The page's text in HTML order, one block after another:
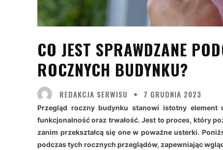
CO JEST SPRAWDZANE
ROCZNYCH BUDYNKU?
REDAKCJA SERWISU 7 GRUDNIA 2023
Przegląd roczny budynku stanowi istotny element
funkcjonalność oraz trwałość. Jest to proces, który
zanim przekształcą się one w poważne usterki.
podczas tych rocznych przeglądów, zapewniając